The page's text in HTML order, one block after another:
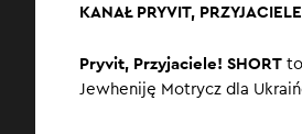
KANAŁ PRYVIT,
Pryvit, Przyjaciele! SHORT
Jewheniję Motrycz dla